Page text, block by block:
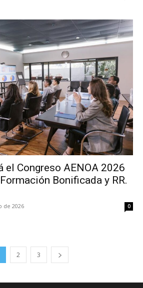
el Congreso AENOA 2026
Bonificada y RR.
de 2026 0
2 3